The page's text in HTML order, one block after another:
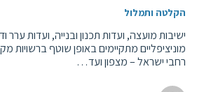
הקלטה ותמלול
ישיבות מועצה, ועדות תכנון ובנייה, ועדות ערר
מוניציפליים מתקיימים באופן שוטף ברשויות
רחבי ישראל – מצפון ועד…